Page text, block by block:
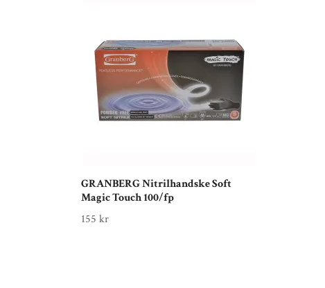
GRANBERG Nitrilhandske Soft
Magic Touch 100/fp
155 kr